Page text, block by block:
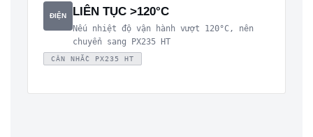
ĐIỆN
LIÊN TỤC >120°C
Nếu nhiệt độ vận hành vượt 120°C, nên
chuyển sang PX235 HT
CÂN NHẮC PX235 HT